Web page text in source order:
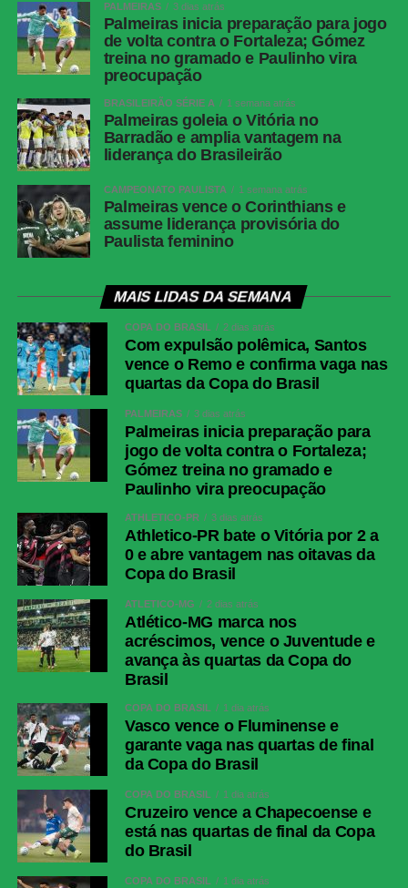
PALMEIRAS 3 dias atrás
Palmeiras inicia preparação para jogo
de volta contra o Fortaleza; Gómez
treina no gramado e Paulinho vira
preocupação
BRASILEIRÃO SÉRIE A 1 semana atrás
Palmeiras goleia o Vitória no
Barradão e amplia vantagem na
liderança do Brasileirão
CAMPEONATO PAULISTA 1 semana atrás
Palmeiras vence o Corinthians e
assume liderança provisória do
Paulista feminino
MAIS LIDAS DA SEMANA
COPA DO BRASIL 2 dias atrás
Com expulsão polêmica, Santos
vence o Remo e confirma vaga nas
quartas da Copa do Brasil
PALMEIRAS 3 dias atrás
Palmeiras inicia preparação para
jogo de volta contra o Fortaleza;
Gómez treina no gramado e
Paulinho vira preocupação
ATHLETICO-PR 3 dias atrás
Athletico-PR bate o Vitória por 2 a
0 e abre vantagem nas oitavas da
Copa do Brasil
ATLÉTICO-MG 2 dias atrás
Atlético-MG marca nos
acréscimos, vence o Juventude e
avança às quartas da Copa do
Brasil
COPA DO BRASIL 1 dia atrás
Vasco vence o Fluminense e
garante vaga nas quartas de final
da Copa do Brasil
COPA DO BRASIL 1 dia atrás
Cruzeiro vence a Chapecoense e
está nas quartas de final da Copa
do Brasil
COPA DO BRASIL 1 dia atrás